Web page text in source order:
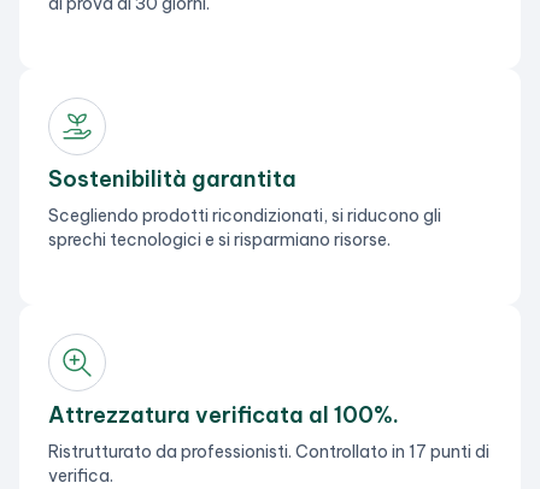
Sostenibilità garantita
Scegliendo prodotti ricondizionati, si riducono gli
sprechi tecnologici e si risparmiano risorse.
Attrezzatura verificata al 100%.
Ristrutturato da professionisti. Controllato in 17 punti di
verifica.